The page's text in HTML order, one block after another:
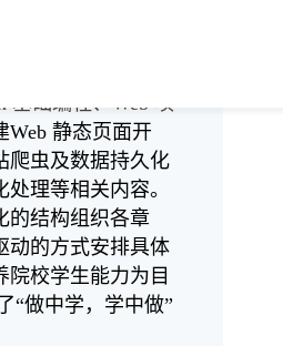
基础编程、Web 项
Web 静态页面开
爬虫及数据持久化
理等相关内容。
的结构组织各章
动的方式安排具体
院校学生能力为目
“做中学，学中做”